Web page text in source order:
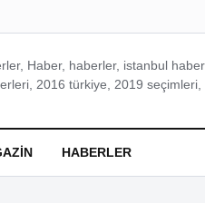
Haber, haberler, istanbul
2016 türkiye, 2019 seçimleri,
HABERLER